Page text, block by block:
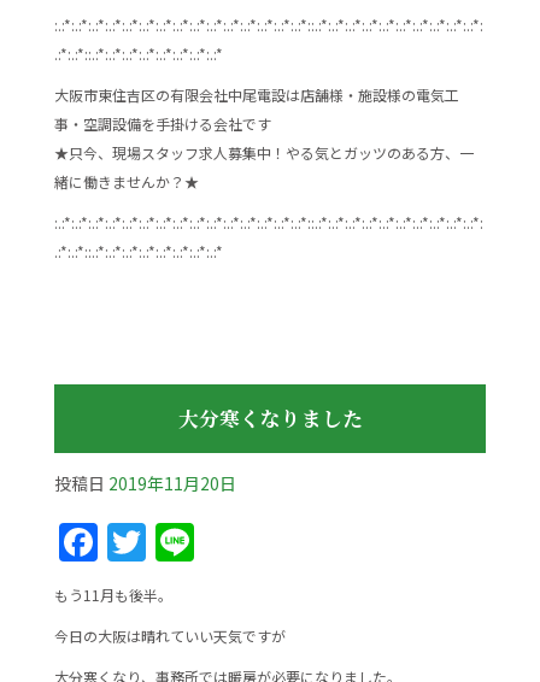
:.:*:.:*:.:*:.:*:.:*:.:*:.:*:.:*:.:*:.:*:.:*:.:*:.:*:.:*:.:*::.:*:.:*:.:*:.:*:.:*:.:*:.:*:.:*:.:*:.:*:
.:*:.:*::.:*:.:*:.:*:.:*:.:*:.:*:.:*:.:*
大阪市東住吉区の有限会社中尾電設は店舗様・施設様の電気工
事・空調設備を手掛ける会社です
★只今、現場スタッフ求人募集中！やる気とガッツのある方、一
緒に働きませんか？★
:.:*:.:*:.:*:.:*:.:*:.:*:.:*:.:*:.:*:.:*:.:*:.:*:.:*:.:*:.:*::.:*:.:*:.:*:.:*:.:*:.:*:.:*:.:*:.:*:.:*:
.:*:.:*::.:*:.:*:.:*:.:*:.:*:.:*:.:*:.:*
大分寒くなりました
投稿日 2019年11月20日
F
a
c
e
T
w
itt
er
Li
e
もう11月も後半。
今日の大阪は晴れていい天気ですが
大分寒くなり、事務所では暖房が必要になりました。